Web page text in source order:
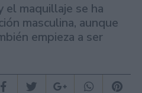
el maquillaje se ha
masculina, aunque
empieza a ser